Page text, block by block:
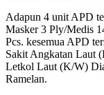
Adapun 4 unit APD
Masker 3 Ply/Medis
Pcs. kesemua APD
Sakit Angkatan Laut
Letkol Laut (K/W)
Ramelan.